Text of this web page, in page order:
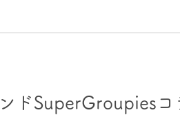
ドSuperGroupiesコ